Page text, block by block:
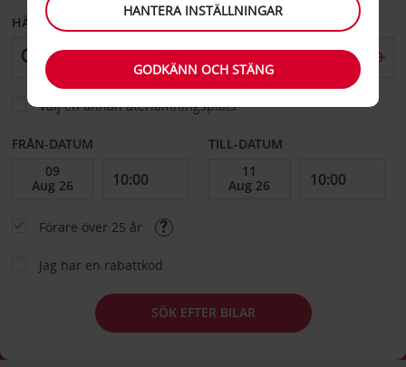
HÄMTA FRÅN
Välj en annan återlämningsplats
FRÅN-DATUM TILL-DATUM
Förare över 25 år
Jag har en rabattkod
SÖK EFTER BILAR
HANTERA INSTÄLLNINGAR
GODKÄNN OCH STÄNG